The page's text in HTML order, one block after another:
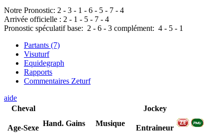
Notre Pronostic: 2 - 3 - 1 - 6 - 5 - 7 - 4
Arrivée officielle : 2 - 1 - 5 - 7 - 4
Pronostic spéculatif base: 2 - 6 - 3 complément: 4 - 5 - 1
Partants (7)
Visuturf
Equidegraph
Rapports
Commentaires Zeturf
aide
Cheval
Age-Sexe
Hand. Gains Musique
Jockey
Entraineur